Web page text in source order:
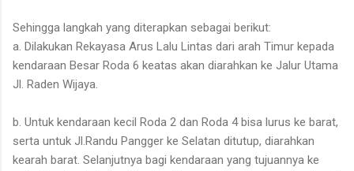
Sehingga langkah yang diterapkan sebagai berikut:
a. Dilakukan Rekayasa Arus Lalu Lintas dari arah Timur kepada
kendaraan Besar Roda 6 keatas akan diarahkan ke Jalur Utama
Jl. Raden Wijaya.
b. Untuk kendaraan kecil Roda 2 dan Roda 4 bisa lurus ke barat,
serta untuk Jl.Randu Pangger ke Selatan ditutup, diarahkan
kearah barat. Selanjutnya bagi kendaraan yang tujuannya ke